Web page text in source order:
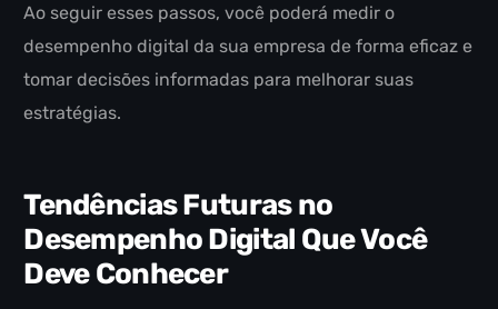
Ao seguir esses passos, você poderá medir o
desempenho digital da sua empresa de forma eficaz e
tomar decisões informadas para melhorar suas
estratégias.
Tendências Futuras no
Desempenho Digital Que Você
Deve Conhecer